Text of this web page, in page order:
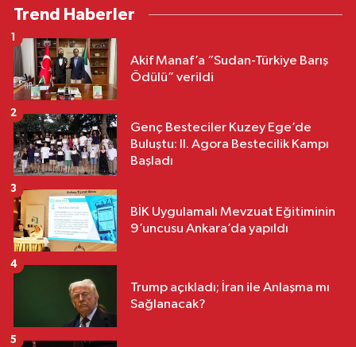
Trend Haberler
Akif Manaf’a “Sudan-Türkiye Barış
Ödülü” verildi
1
Genç Besteciler Kuzey Ege’de
Buluştu: II. Agora Bestecilik Kampı
Başladı
2
BİK Uygulamalı Mevzuat Eğitiminin
9’uncusu Ankara’da yapıldı
3
Trump açıkladı; İran ile Anlaşma mı
Sağlanacak?
4
5